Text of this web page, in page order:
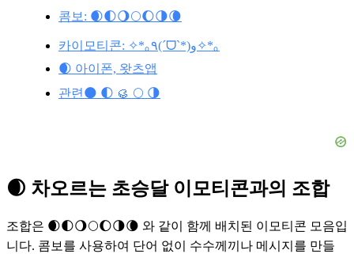
콤보: 🌒🌓🌖🌕🌔🌗🌘
카이모티콘: ✧*｡٩(ˊᗜˋ*)و✧*｡
🌒 아이폰, 왓츠앱
관련🌑 🌓 🥮 🌕 🌗
🌒 차오르는 초승달 이모티콘과의 조합
조합은 🌒🌓🌖🌕🌔🌗🌘 와 같이 함께 배치된 이모티콘 모음입
니다. 콤보를 사용하여 단어 없이 수수께끼나 메시지를 만들